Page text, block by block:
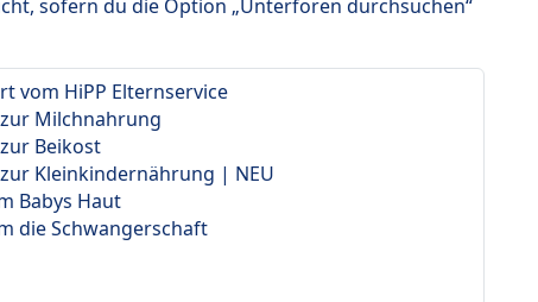
sofern du die Option „Unterforen durchsuchen“